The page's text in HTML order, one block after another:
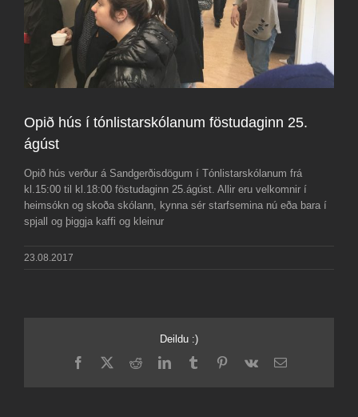
Opið hús í tónlistarskólanum föstudaginn 25.
ágúst
Opið hús verður á Sandgerðisdögum í Tónlistarskólanum frá
kl.15:00 til kl.18:00 föstudaginn 25.ágúst. Allir eru velkomnir í
heimsókn og skoða skólann, kynna sér starfsemina nú eða bara í
spjall og þiggja kaffi og kleinur
23.08.2017
Deildu :)
Facebook
X RedditLinkedInTumblrPinterest
Vk Email